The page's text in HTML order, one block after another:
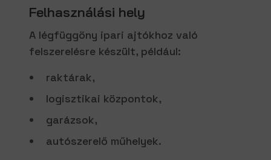
Felhasználási hely
A légfüggöny ipari ajtókhoz való
felszerelésre készült, például:
raktárak,
logisztikai központok,
garázsok,
autószerelő műhelyek.